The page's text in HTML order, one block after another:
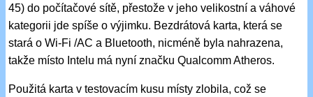
45) do počítačové sítě, přestože v jeho velikostní a váhové
kategorii jde spíše o výjimku. Bezdrátová karta, která se
stará o Wi-Fi /AC a Bluetooth, nicméně byla nahrazena,
takže místo Intelu má nyní značku Qualcomm Atheros.
Použitá karta v testovacím kusu místy zlobila, což se